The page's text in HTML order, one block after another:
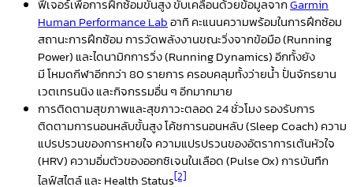
ฟีเจอร์เพื่อการฝึกซ้อมขั้นสูงขับเคลื่อนด้วยข้อมูลจากGarmin
Human Performance Labอาทิ คะแนนความพร้อมในการฝึกซ้อม
สถานะการฝึกซ้อม การวัดพลังงานขณะวิ่งจากข้อมือ (Running
Power) และไดนามิกการวิ่ง (Running Dynamics)อีกทั้งยัง
มี โหมดกีฬาอีกกว่า80รายการ ครอบคลุมทั้งว่ายน้ำ ปั่นจักรยาน
เวตเทรนนิง และกิจกรรมอื่น ๆ อีกมากมาย
การติดตามสุขภาพและสุขภาวะตลอด24ชั่วโมงรองรับการ
ติดตามการนอนหลับขั้นสูง โค้ชการนอนหลับ(Sleep Coach) ความ
แปรปรวนของการหายใจ ความแปรปรวนของอัตราการเต้นหัวใจ
(HRV) ความอิ่มตัวของออกซิเจนในเลือด(Pulse Ox)การบันทึก
ไลฟ์สไตล์ และHealth Status[2]